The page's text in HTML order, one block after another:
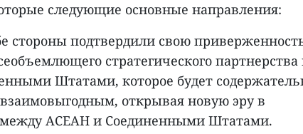
следующие основные направления:
стороны подтвердили свою
стратегического
Штатами, которое будет
открывая новую эру в
между АСЕАН и Соединенными Штатами.